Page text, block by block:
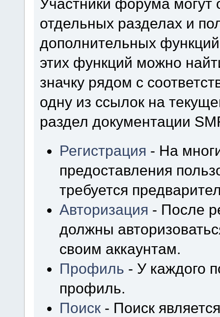
Участники форума
отдельных разделах и
дополнительных
этих функций можно
значку рядом с
одну из ссылок на
раздел документации
Регистрация - На
предоставления
требуется
Авторизация - После
должны
своим аккаунтам.
Профиль - У каждого
профиль.
Поиск - Поиск